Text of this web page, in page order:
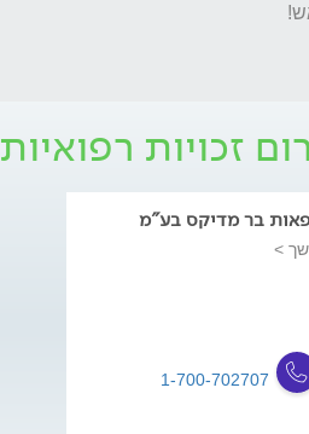
זכויות רפואיות
בר מדיקס בע"מ
>
1-700-702707